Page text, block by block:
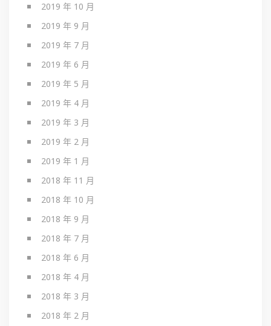
2019 年 10 月
2019 年 9 月
2019 年 7 月
2019 年 6 月
2019 年 5 月
2019 年 4 月
2019 年 3 月
2019 年 2 月
2019 年 1 月
2018 年 11 月
2018 年 10 月
2018 年 9 月
2018 年 7 月
2018 年 6 月
2018 年 4 月
2018 年 3 月
2018 年 2 月